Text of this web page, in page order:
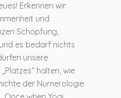
Erkennen wir
und
Schöpfung,
es bedarf nichts
unsere
halten, wie
der Numerologie